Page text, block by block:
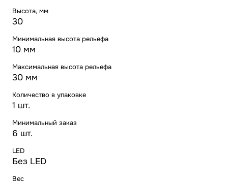
Высота, мм
30
Минимальная высота рельефа
10 мм
Максимальная высота рельефа
30 мм
Количество в упаковке
1 шт.
Минимальный заказ
6 шт.
LED
Без LED
Вес